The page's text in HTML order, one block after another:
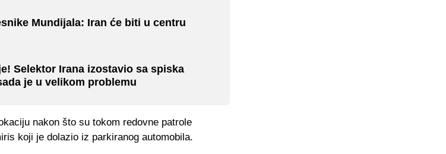
Mundijala: Iran će biti u centru
Selektor Irana izostavio sa spiska
je u velikom problemu
nakon što su tokom redovne patrole
koji je dolazio iz parkiranog automobila.